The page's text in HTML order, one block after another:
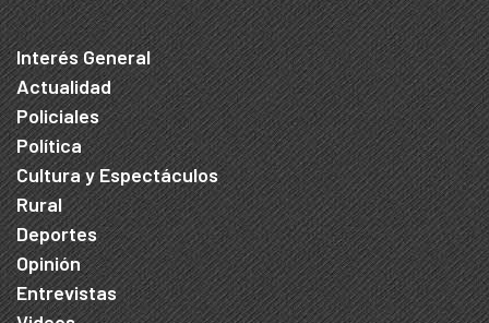
Interés General
Actualidad
Policiales
Política
Cultura y Espectáculos
Rural
Deportes
Opinión
Entrevistas